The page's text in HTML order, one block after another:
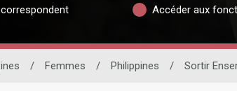
Accéder aux
/ Femmes / Philippines / Sortir